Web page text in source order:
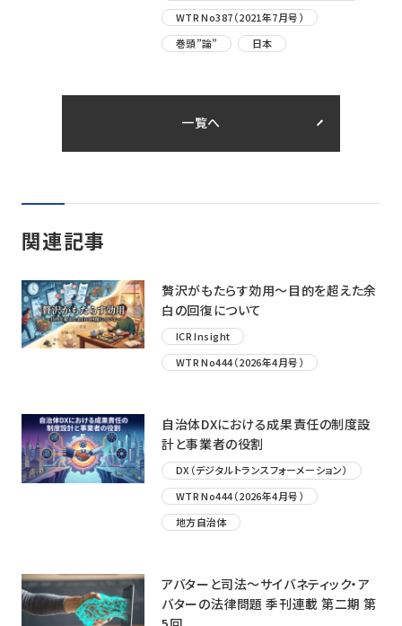
WTR No387（2021年7月号）
巻頭”論”
日本
一覧へ
関連記事
贅沢がもたらす効用〜目的を超えた余
白の回復について
ICR Insight
WTR No444（2026年4月号）
自治体DXにおける成果責任の制度設
計と事業者の役割
DX（デジタルトランスフォーメーション）
WTR No444（2026年4月号）
地方自治体
アバターと司法〜サイバネティック・ア
バターの法律問題 季刊連載 第二期 第